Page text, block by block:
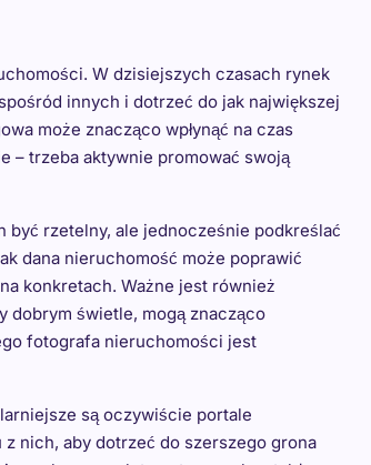
W dzisiejszych czasach rynek
innych i dotrzeć do jak największej
może znacząco wpłynąć na czas
– trzeba aktywnie promować swoją
rzetelny, ale jednocześnie podkreślać
dana nieruchomość może poprawić
konkretach. Ważne jest również
dobrym świetle, mogą znacząco
fotografa nieruchomości jest
są oczywiście portale
nich, aby dotrzeć do szerszego grona